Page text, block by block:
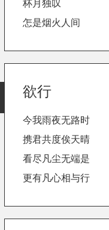
杯月独叹
怎是烟火人间
欲行
今我雨夜无路时
携君共度俟天晴
看尽凡尘无端是
更有凡心相与行